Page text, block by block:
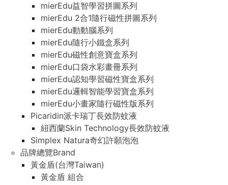
mierEdu益智學習拼圖系列
mierEdu 2合1隨行磁性拼圖系列
mierEdu動動腦系列
mierEdu隨行小鐵盒系列
mierEdu磁性創意寶盒系列
mierEdu口袋水彩畫冊系列
mierEdu認知學習磁性寶盒系列
mierEdu邏輯智能學習寶盒系列
mierEdu小畫家隨行磁性版系列
Picaridin派卡瑞丁長效防蚊液
紐西蘭Skin Technology長效防蚊液
Simplex Natura奇幻許願泡泡
品牌總覽Brand
黃金盾(台灣Taiwan)
黃金盾 組合